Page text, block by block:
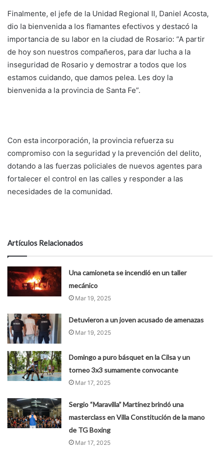
Finalmente, el jefe de la Unidad Regional II, Daniel Acosta,
dio la bienvenida a los flamantes efectivos y destacó la
importancia de su labor en la ciudad de Rosario: “A partir
de hoy son nuestros compañeros, para dar lucha a la
inseguridad de Rosario y demostrar a todos que los
estamos cuidando, que damos pelea. Les doy la
bienvenida a la provincia de Santa Fe”.
Con esta incorporación, la provincia refuerza su
compromiso con la seguridad y la prevención del delito,
dotando a las fuerzas policiales de nuevos agentes para
fortalecer el control en las calles y responder a las
necesidades de la comunidad.
Artículos Relacionados
Una camioneta se incendió en un taller
mecánico
Mar 19, 2025
Detuvieron a un joven acusado de amenazas
Mar 19, 2025
Domingo a puro básquet en la Cilsa y un
torneo 3x3 sumamente convocante
Mar 17, 2025
Sergio “Maravilla” Martínez brindó una
masterclass en Villa Constitución de la mano
de TG Boxing
Mar 17, 2025